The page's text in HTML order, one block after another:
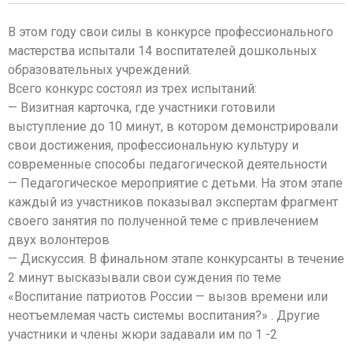
В этом году свои силы в конкурсе профессионального
мастерства испытали 14 воспитателей дошкольных
образовательных учреждений.
Всего конкурс состоял из трех испытаний:
— Визитная карточка, где участники готовили
выступление до 10 минут, в котором демонстрировали
свои достижения, профессиональную культуру и
современные способы педагогической деятельности
— Педагогическое мероприятие с детьми. На этом этапе
каждый из участников показывал экспертам фрагмент
своего занятия по полученной теме с привлечением
двух волонтеров
— Дискуссия. В финальном этапе конкурсанты в течение
2 минут высказывали свои суждения по теме
«Воспитание патриотов России — вызов времени или
неотъемлемая часть системы воспитания?» . Другие
участники и члены жюри задавали им по 1 -2